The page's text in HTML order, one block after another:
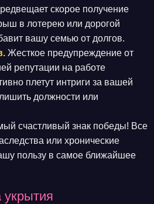
скорое получение
в лотерею или дорогой
вашу семью от долгов.
Жесткое предупреждение от
репутации на работе
плетут интриги за вашей
должности или
счастливый знак победы! Все
или хронические
пользу в самое ближайшее
укрытия